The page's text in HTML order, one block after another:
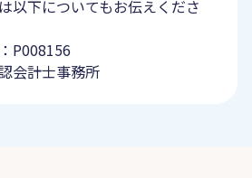
以下についてもお伝えくださ
P008156
会計士事務所